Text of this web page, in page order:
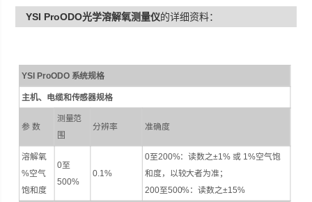
YSI ProODO光学溶解氧测量仪的详细资料：
+
YSI ProODO 系统规格
主机、电缆和传感器规格
参 数
测量范
围
分辨率 准确度
溶解氧
%空气
饱和度
0至
500%
0.1%
0至200%：读数之±1% 或 1%空气饱
和度，以较大者为准；
200至500%：读数之±15%